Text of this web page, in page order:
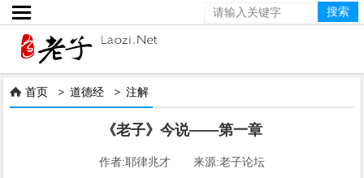

 首页 >道德经 >注解
《老子》今说——第一章
作者:耶律兆才 来源:老子论坛